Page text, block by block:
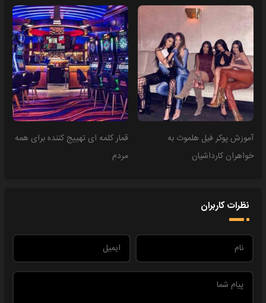
آموزش پوکر فیل هلموث به
خواهران کارداشیان
قمار کلمه ای تهییج کننده برای همه
مردم
نظرات کاربران